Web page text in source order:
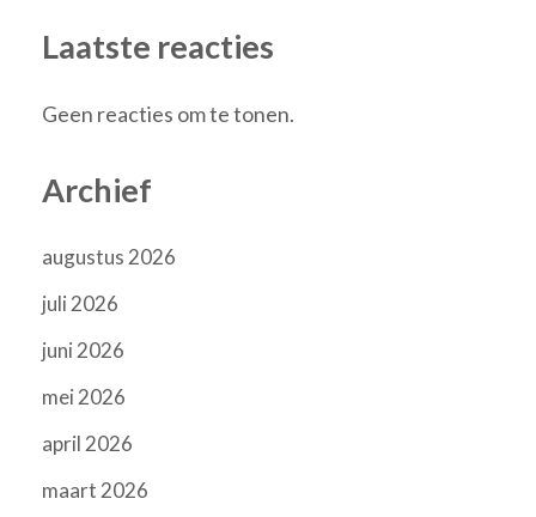
Laatste reacties
Geen reacties om te tonen.
Archief
augustus 2026
juli 2026
juni 2026
mei 2026
april 2026
maart 2026